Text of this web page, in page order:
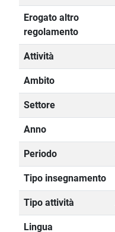
Erogato altro
regolamento
Attività
Ambito
Settore
Anno
Periodo
Tipo insegnamento
Tipo attività
Lingua